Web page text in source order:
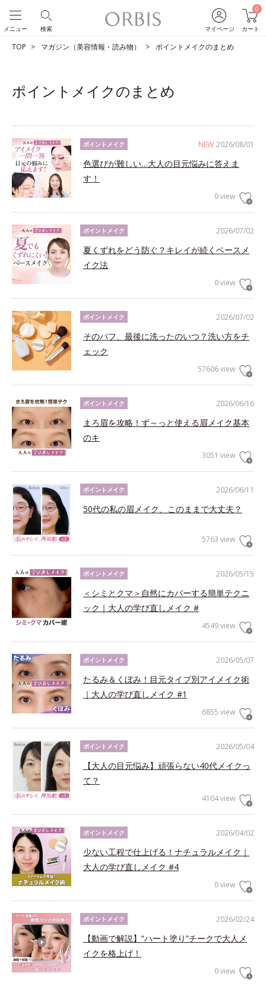
マイページ
0
カート
検索
メニュー
TOP マガジン（美容情報・読み物） ポイントメイクのまとめ
ポイントメイクのまとめ
NEW 2026/08/01
ポイントメイク
色選びが難しい…大人の目元悩みに答えま
す！
0 view
2026/07/02
ポイントメイク
夏くずれをどう防ぐ？キレイが続くベースメ
イク法
0 view
2026/07/02
ポイントメイク
そのパフ、最後に洗ったのいつ？洗い方をチ
ェック
57606 view
2026/06/16
ポイントメイク
まろ眉を攻略！ず～っと使える眉メイク基本
のキ
3051 view
2026/06/11
ポイントメイク
50代の私の眉メイク、このままで大丈夫？
5763 view
2026/05/15
ポイントメイク
＜シミとクマ＞自然にカバーする簡単テクニ
ック｜大人の学び直しメイク #
4549 view
2026/05/07
ポイントメイク
たるみ＆くぼみ！目元タイプ別アイメイク術
｜大人の学び直しメイク #1
6855 view
2026/05/04
ポイントメイク
【大人の目元悩み】頑張らない40代メイクっ
て？
4104 view
2026/04/02
ポイントメイク
少ない工程で仕上げる！ナチュラルメイク｜
大人の学び直しメイク #4
0 view
2026/02/24
ポイントメイク
【動画で解説】“ハート塗り”チークで大人メ
イクを格上げ！
0 view